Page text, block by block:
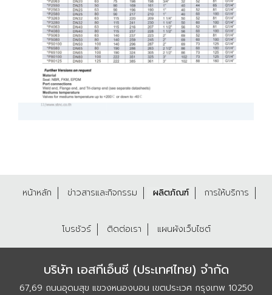
หน้าหลัก ข่าวสารและกิจกรรม ผลิตภัณฑ์ การให้บริการ
โบรชัวร์ ติดต่อเรา แผนผังเว็บไซต์
บริษัท เอสทีเอ็นซี (ประเทศไทย) จำกัด
67,69 ถนนอุดมสุข แขวงหนองบอน เขตประเวศ กรุงเทพ 10250